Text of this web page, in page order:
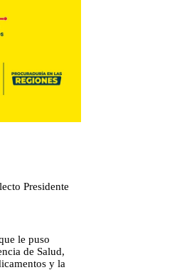
Presidente
le puso
de Salud,
y la